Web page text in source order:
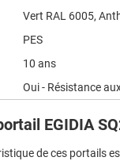
Vert RAL 6005,
PES
10 ans
Oui - Résistance
EGIDIA
de ces portails